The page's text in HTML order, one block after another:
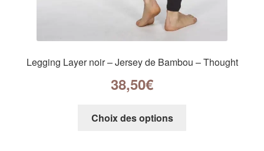
Legging Layer noir – Jersey de Bambou – Thought
38,50€
Choix des options